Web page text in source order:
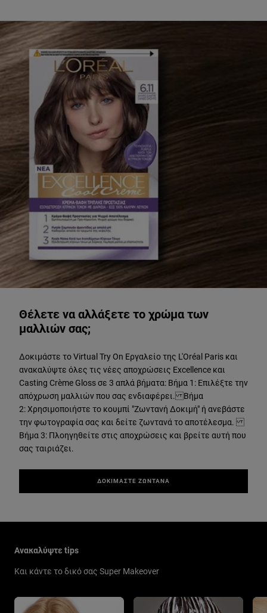
Θέλετε να αλλάξετε το χρώμα των
μαλλιών σας;
Δοκιμάστε το Virtual Try On Εργαλείο της L'Oréal Paris και
ανακαλύψτε όλες τις νέες αποχρώσεις Excellence και
Casting Crème Gloss σε 3 απλά βήματα: Βήμα 1: Επιλέξτε την
απόχρωση μαλλιών που σας ενδιαφέρει. Βήμα
2: Χρησιμοποιήστε το κουμπί "Ζωντανή Δοκιμή" ή ανεβάστε
την φωτογραφία σας και δείτε ζωντανά το αποτέλεσμα.
Βήμα 3: Πλοηγηθείτε στις αποχρώσεις και βρείτε αυτή που
σας ταιριάζει.
ΔΟΚΙΜΑΣΤΕ ΖΩΝΤΑΝΑ
Ανακαλύψτε tips
Και κάντε το δικό σας Super Makeover